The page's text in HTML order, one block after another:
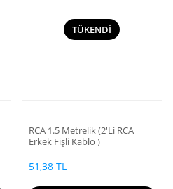
TÜKENDİ
RCA 1.5 Metrelik (2'Li RCA
Erkek Fişli Kablo )
51,38 TL